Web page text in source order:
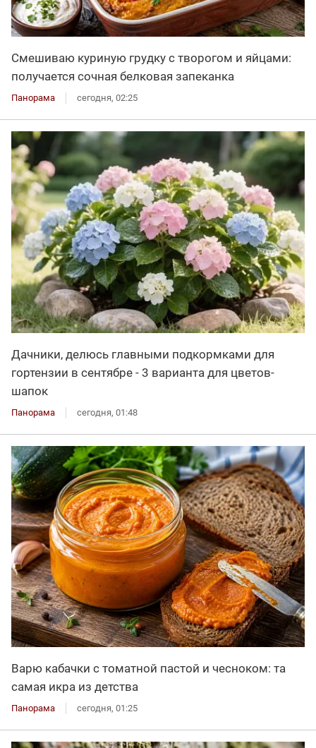
Смешиваю куриную грудку с творогом и яйцами:
получается сочная белковая запеканка
Панорама сегодня, 02:25
Дачники, делюсь главными подкормками для
гортензии в сентябре - 3 варианта для цветов-
шапок
Панорама сегодня, 01:48
Варю кабачки с томатной пастой и чесноком: та
самая икра из детства
Панорама сегодня, 01:25